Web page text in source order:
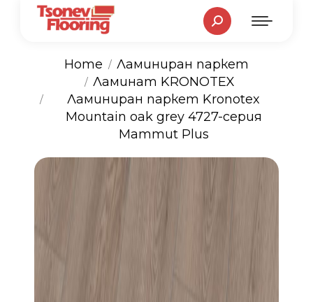
Search:
You are here:
Home
Ламиниран паркет
Ламинат KRONOTEX
Ламиниран паркет Kronotex
Mountain oak grey 4727-серия
Mammut Plus